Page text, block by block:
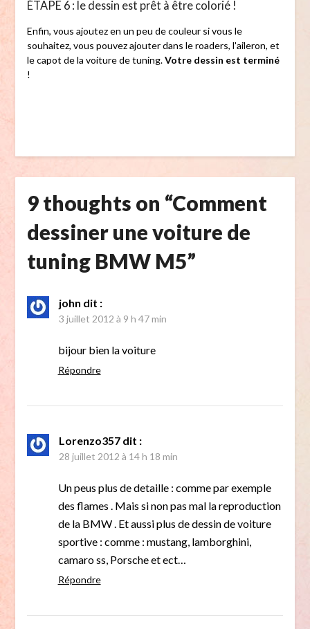
ÉTAPE 6 : le dessin est prêt à être colorié !
Enfin, vous ajoutez en un peu de couleur si vous le
souhaitez, vous pouvez ajouter dans le roaders, l'aileron, et
le capot de la voiture de tuning.Votre dessin est terminé
!
9 thoughts on “Comment
dessiner une voiture de
tuning BMW M5”
john dit :
3 juillet 2012 à 9 h 47 min
bijour bien la voiture
Répondre
Lorenzo357 dit :
28 juillet 2012 à 14 h 18 min
Un peus plus de detaille : comme par exemple
des flames . Mais si non pas mal la reproduction
de la BMW . Et aussi plus de dessin de voiture
sportive : comme : mustang, lamborghini,
camaro ss, Porsche et ect…
Répondre